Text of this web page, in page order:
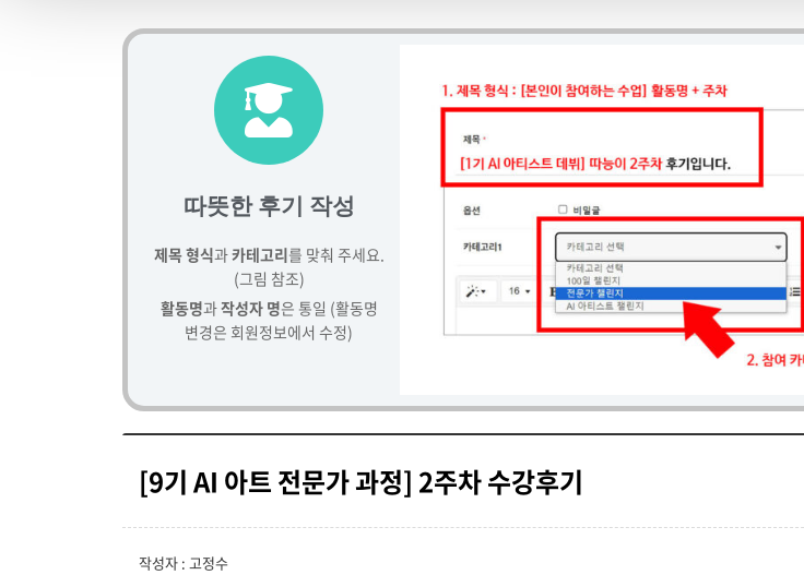
따뜻한 후기 작성
제목 형식과카테고리를 맞춰 주세요.
(그림 참조)
활동명과작성자 명은 통일 (활동명
변경은 회원정보에서 수정)
[9기 AI 아트 전문가 과정] 2주차 수강후기
작성자 : 고정수